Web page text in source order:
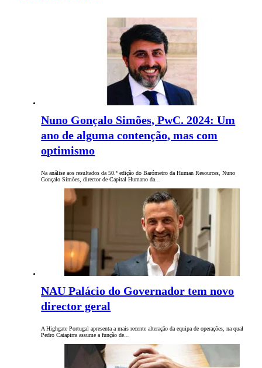
Nuno Gonçalo Simões, PwC. 2024: Um
ano de alguma contenção, mas com
optimismo
Na análise aos resultados da 50.ª edição do Barómetro da Human Resources, Nuno
Gonçalo Simões, director de Capital Humano da…
NAU Palácio do Governador tem novo
director geral
A Highgate Portugal apresenta a mais recente alteração da equipa de operações, na qual
Pedro Catapirra assume a função de…